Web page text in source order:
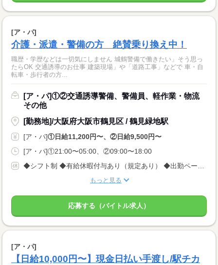
[ア・パ]
介護・派遣・警備の方 絶賛乗り換え中！
職歴・学歴などは一切気にしません 城鶴警備で働きたい」そう思っ
たらOK 交通誘導のお仕事 建築現場」や「道路工事」などで 車・自
転車・歩行者の方...
[ア・パ]①②交通誘導警備、警備員、軽作業・物流
その他
[勤務地]/大阪府大阪市鶴見区 / 鶴見緑地駅
[ア・パ]①日給11,200円〜、②日給9,500円〜
[ア・パ]①21:00〜05:00、②09:00〜18:00
◆シフト制 ◆有給休暇付与あり（規定あり） ◆出勤ペース ＜完全自己都合シフト制＞なので、 平日のみ、土日のみももちろんOK！ 週1回、月1回でもOK！ ※3日前に入れる日を電話でご連絡ください
もっと見る
応募する（バイトル求人）
[ア・パ]
【日給10,000円〜】現金日払い手渡し/駅チカ